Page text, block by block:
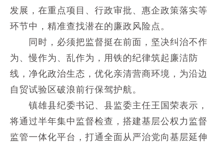
发展，在重点项目、行政审批、惠企政策落实等
环节中，精准查找潜在的廉政风险点。
同时，必须把监督挺在前面，坚决纠治不作
为、慢作为、乱作为，用铁的纪律筑起廉洁防
线，净化政治生态，优化亲清营商环境，为沿边
自贸试验区破浪前行保驾护航。
镇雄县纪委书记、县监委主任王国荣表示，
将通过半年集中监督检查，搭建基层公权力监督
监管一体化平台，打通全面从严治党向基层延伸